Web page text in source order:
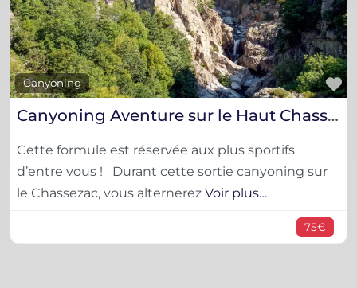
Canyoning
Canyoning Aventure sur le Haut Chassezac
Cette formule est réservée aux plus sportifs
d’entre vous ! Durant cette sortie canyoning sur
le Chassezac, vous alternerez Voir plus…
75€